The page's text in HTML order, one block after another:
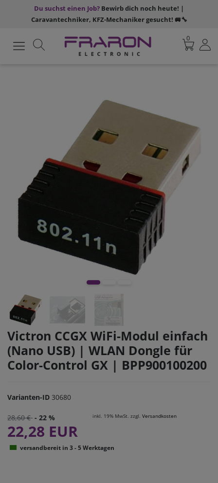
Du suchst einen Job? Bewirb dich noch heute! |
Caravantechniker, KFZ-Mechaniker gesucht! 🚐🔧
0
Victron CCGX WiFi-Modul einfach
(Nano USB) | WLAN Dongle für
Color-Control GX | BPP900100200
Varianten-ID 30680
28,60 € - 22 %
22,28 EUR
inkl. 19% MwSt. zzgl. Versandkosten
versandbereit in 3 - 5 Werktagen